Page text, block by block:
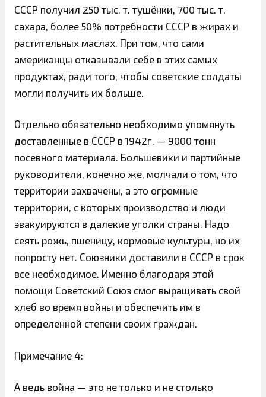
СССР получил 250 тыс. т. тушёнки, 700 тыс. т.
сахара, более 50% потребности СССР в жирах и
растительных маслах. При том, что сами
американцы отказывали себе в этих самых
продуктах, ради того, чтобы советские солдаты
могли получить их больше.
Отдельно обязательно необходимо упомянуть
доставленные в СССР в 1942г. — 9000 тонн
посевного материала. Большевики и партийные
руководители, конечно же, молчали о том, что
территории захвачены, а это огромные
территории, с которых производство и люди
эвакуируются в далекие уголки страны. Надо
сеять рожь, пшеницу, кормовые культуры, но их
попросту нет. Союзники доставили в СССР в срок
все необходимое. Именно благодаря этой
помощи Советский Союз смог выращивать свой
хлеб во время войны и обеспечить им в
определенной степени своих граждан.
Примечание 4:
А ведь война — это не только и не столько